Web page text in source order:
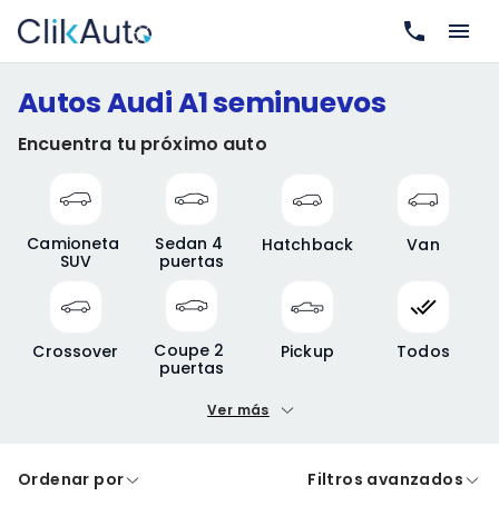
Autos Audi A1 seminuevos
Encuentra tu próximo auto
Camioneta
SUV
Sedan 4
puertas
Hatchback Van
Crossover
Coupe 2
puertas
Pickup Todos
Precio máximo
A crédito De contado
Ver más
Ordenar por Filtros avanzados